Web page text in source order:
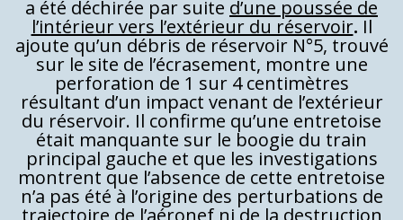
a été déchirée par suite d’une poussée de
l’intérieur vers l’extérieur du réservoir. Il
ajoute qu’un débris de réservoir N°5, trouvé
sur le site de l’écrasement, montre une
perforation de 1 sur 4 centimètres
résultant d’un impact venant de l’extérieur
du réservoir. Il confirme qu’une entretoise
était manquante sur le boogie du train
principal gauche et que les investigations
montrent que l’absence de cette entretoise
n’a pas été à l’origine des perturbations de
trajectoire de l’aéronef ni de la destruction